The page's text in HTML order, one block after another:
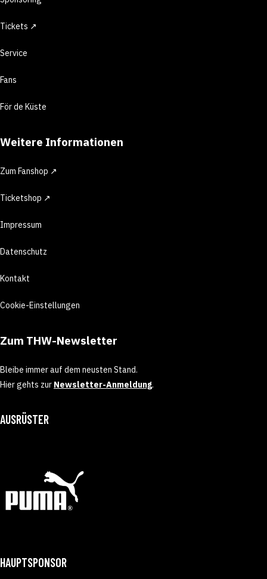
Tickets ↗
Service
Fans
För de Küste
Weitere Informationen
Zum Fanshop ↗
Ticketshop ↗
Impressum
Datenschutz
Kontakt
Cookie-Einstellungen
Zum THW-Newsletter
Bleibe immer auf dem neusten Stand.
Hier gehts zur Newsletter-Anmeldung.
AUSRÜSTER
HAUPTSPONSOR